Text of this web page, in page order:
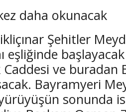
daha okunacak
Şehitler
eşliğinde
Caddesi ve buradan
Bayramyeri
sonunda